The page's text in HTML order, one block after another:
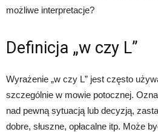
możliwe interpretacje?
Definicja „w czy L”
Wyrażenie „w czy L” jest często
szczególnie w mowie potocznej.
nad pewną sytuacją lub decyzją,
dobre, słuszne, opłacalne itp. Może